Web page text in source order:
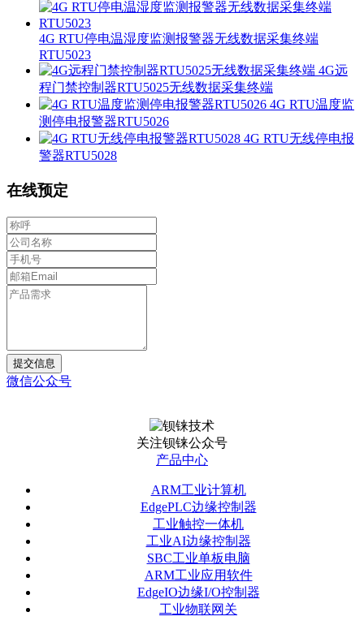
4G RTU停电温湿度监测报警器无线数据采集终端
RTU5023
4G远
程门禁控制器RTU5025无线数据采集终端
4G RTU温度监
测停电报警器RTU5026
4G RTU无线停电报
警器RTU5028
在线预定
提交信息
微信公众号
关注钡铼公众号
产品中心
ARM工业计算机
EdgePLC边缘控制器
工业触控一体机
工业AI边缘控制器
SBC工业单板电脑
ARM工业应用软件
EdgeIO边缘I/O控制器
工业物联网关